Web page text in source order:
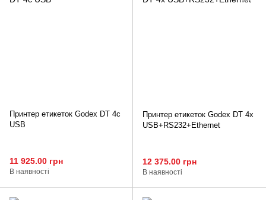
Принтер етикеток Godex DT 4с
USB
11 925.00 грн
В наявності
Принтер етикеток Godex DT 4х
USB+RS232+Ethernet
12 375.00 грн
В наявності